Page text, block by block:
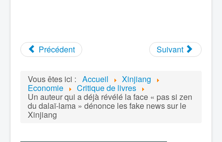
Précédent Suivant
Vous êtes ici : Accueil Xinjiang
Economie Critique de livres
Un auteur qui a déjà révélé la face « pas si zen
du dalaï-lama » dénonce les fake news sur le
Xinjiang